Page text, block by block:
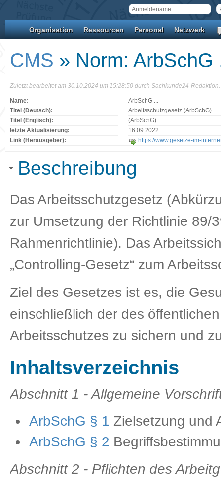
Organisation Ressourcen Personal Netzwerk
CMS » Norm: ArbSchG
Zuletzt bearbeitet am 30.10.2024 um 15:28:50 durch Sachkunde24-Redaktion.
Name:
ArbSchG ...
Titel (Deutsch):
Arbeitsschutzgesetz (ArbSchG)
Titel (Englisch):
(ArbSchG)
letzte Aktualisierung:
16.09.2022
Link (Herausgeber):
https://www.gesetze-im-
Beschreibung
Das Arbeitsschutzgesetz
zur Umsetzung der Richtlinie 89/
Rahmenrichtlinie). Das
„Controlling-Gesetz“ zum
Ziel des Gesetzes ist es, die
einschließlich der des
Arbeitsschutzes zu sichern und
Inhaltsverzeichnis
Abschnitt 1 - Allgemeine
ArbSchG § 1 Zielsetzung und
ArbSchG § 2
Abschnitt 2 - Pflichten des